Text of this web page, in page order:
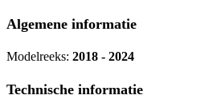
Algemene informatie
Modelreeks: 2018 - 2024
Technische informatie